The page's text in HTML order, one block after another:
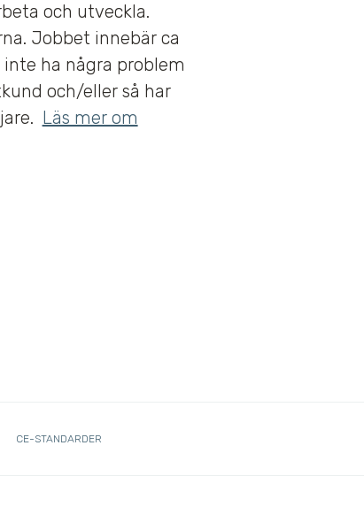
och utveckla.
Jobbet innebär ca
ha några problem
och/eller så har
Läs mer om
CE-STANDARDER